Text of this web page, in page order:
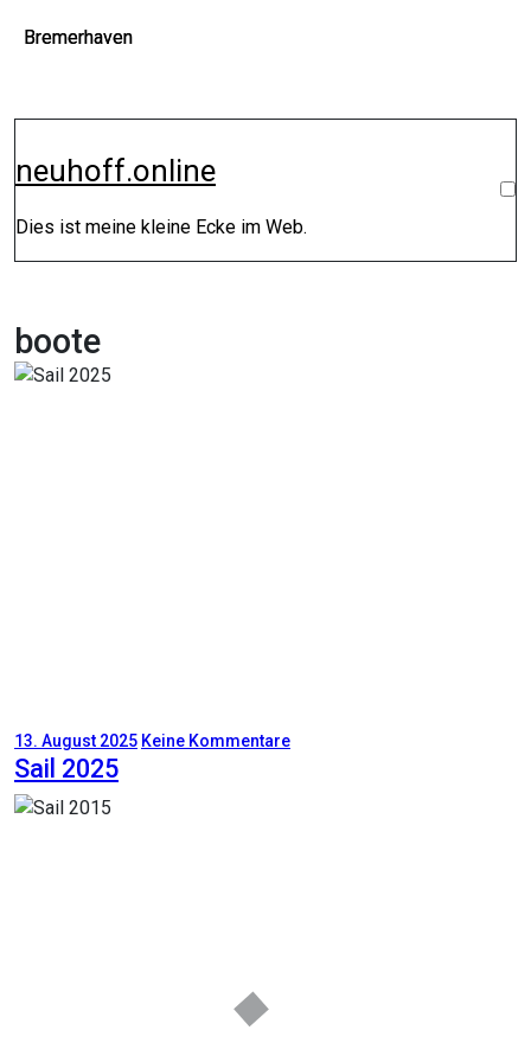
Inhalt
neuhoff.online
Dies ist meine kleine Ecke im Web.
boote
Bremerhaven
13. August 2025 Keine Kommentare
Sail 2025
Bremerhaven